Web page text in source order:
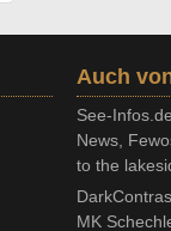
Auch
See-Infos.de
News,
to the
MK